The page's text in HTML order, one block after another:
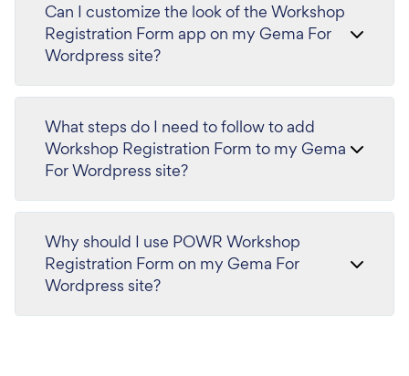
Can I customize the look of the Workshop
Registration Form app on my Gema For
Wordpress site?
What steps do I need to follow to add
Workshop Registration Form to my Gema
For Wordpress site?
Why should I use POWR Workshop
Registration Form on my Gema For
Wordpress site?